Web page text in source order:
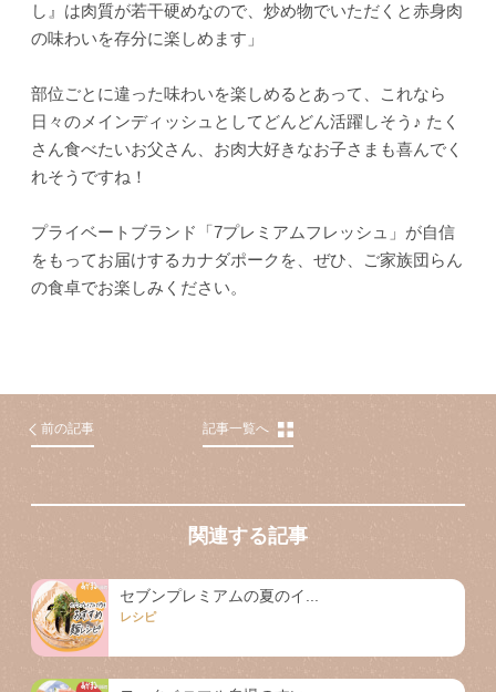
し』は肉質が若干硬めなので、炒め物でいただくと赤身肉
の味わいを存分に楽しめます」
部位ごとに違った味わいを楽しめるとあって、これなら
日々のメインディッシュとしてどんどん活躍しそう♪ たく
さん食べたいお父さん、お肉大好きなお子さまも喜んでく
れそうですね！
プライベートブランド「7プレミアムフレッシュ」が自信
をもってお届けするカナダポークを、ぜひ、ご家族団らん
の食卓でお楽しみください。
前の記事 記事一覧へ
関連する記事
セブンプレミアムの夏のイ...
レシピ